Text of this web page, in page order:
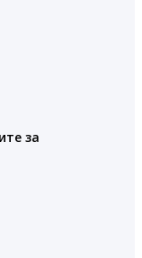
за